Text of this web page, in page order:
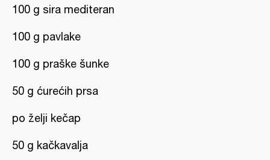
100 g sira mediteran
100 g pavlake
100 g praške šunke
50 g ćurećih prsa
po želji kečap
50 g kačkavalja